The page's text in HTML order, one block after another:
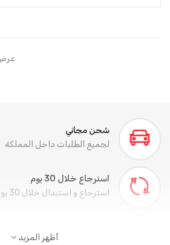
عرض 1 الى 2 من 2 (1
شحن مجاني
لجميع الطلبات داخل المملكة
استرجاع خلال 30 يوم
استرجاع و استبدال خلال 30 يوم من تاريخ الشراء
تسوق أمن من خلال جميع
أظهر المزيد